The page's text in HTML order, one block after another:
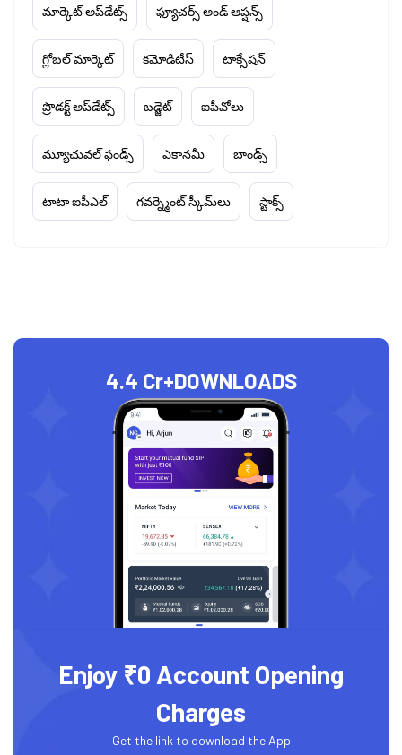
మార్కెట్ అప్‌డేట్స్ ఫ్యూచర్స్ అండ్ ఆప్షన్స్
గ్లోబల్ మార్కెట్ కమోడిటీస్ టాక్సేషన్
ప్రొడక్ట్ అప్‌డేట్స్ బడ్జెట్ ఐపీవోలు
మ్యూచువల్ ఫండ్స్ ఎకానమీ బాండ్స్
టాటా ఐపీఎల్ గవర్న్మెంట్ స్కీమ్‌లు స్టాక్స్
4.4 Cr+DOWNLOADS
Enjoy ₹0 Account Opening
Charges
Get the link to download the App